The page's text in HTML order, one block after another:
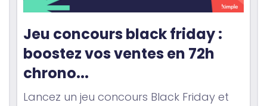
Jeu concours black friday :
boostez vos ventes en 72h
chrono...
Lancez un jeu concours Black Friday et